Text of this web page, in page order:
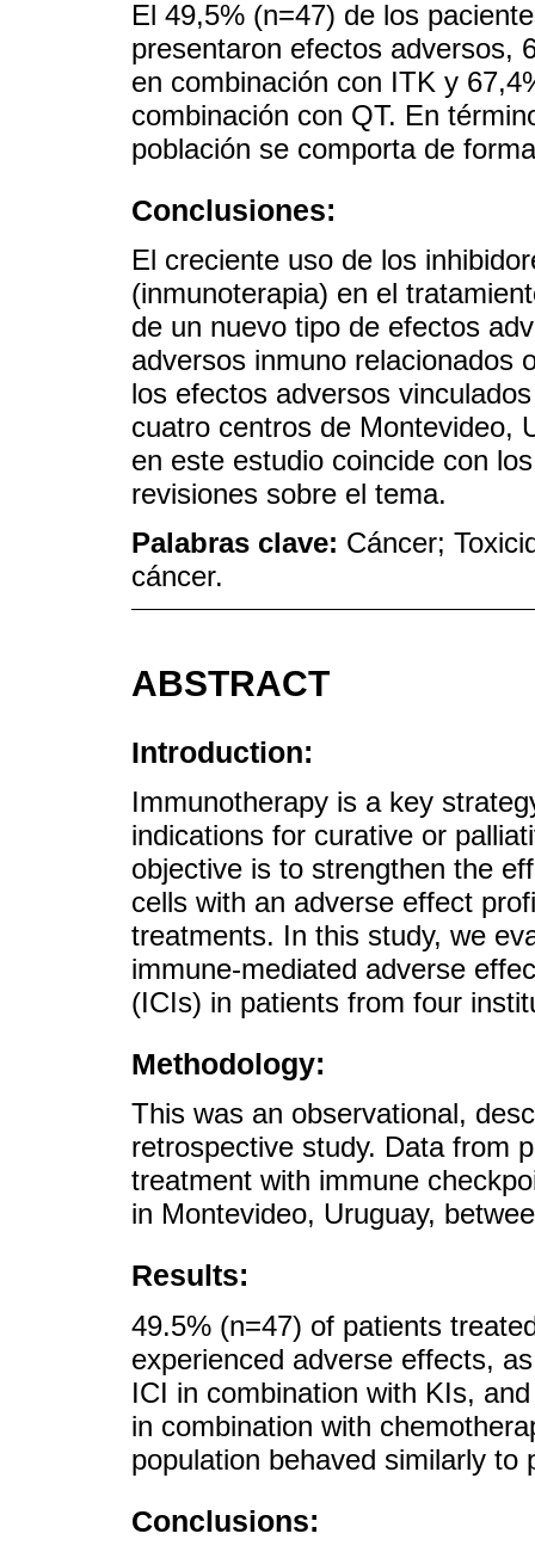
El 49,5% (n=47) de los
presentaron efectos adversos,
en combinación con ITK y
combinación con QT. En
población se comporta de
Conclusiones:
El creciente uso de los
(inmunoterapia) en el
de un nuevo tipo de efectos
adversos inmuno relacionados
los efectos adversos
cuatro centros de Montevideo,
en este estudio coincide con
revisiones sobre el tema.
Palabras clave: Cáncer;
cáncer.
ABSTRACT
Introduction:
Immunotherapy is a key
indications for curative or
objective is to strengthen the
cells with an adverse effect
treatments. In this study, we
immune-mediated adverse
(ICIs) in patients from four
Methodology:
This was an observational,
retrospective study. Data from
treatment with immune
in Montevideo, Uruguay,
Results:
49.5% (n=47) of patients
experienced adverse effects,
ICI in combination with KIs,
in combination with
population behaved similarly to
Conclusions: